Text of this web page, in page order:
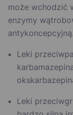
może wchodzić
enzymy
antykoncepcyjną.
Leki
Leki